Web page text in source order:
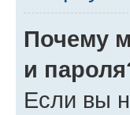
Почему
и
Если вы